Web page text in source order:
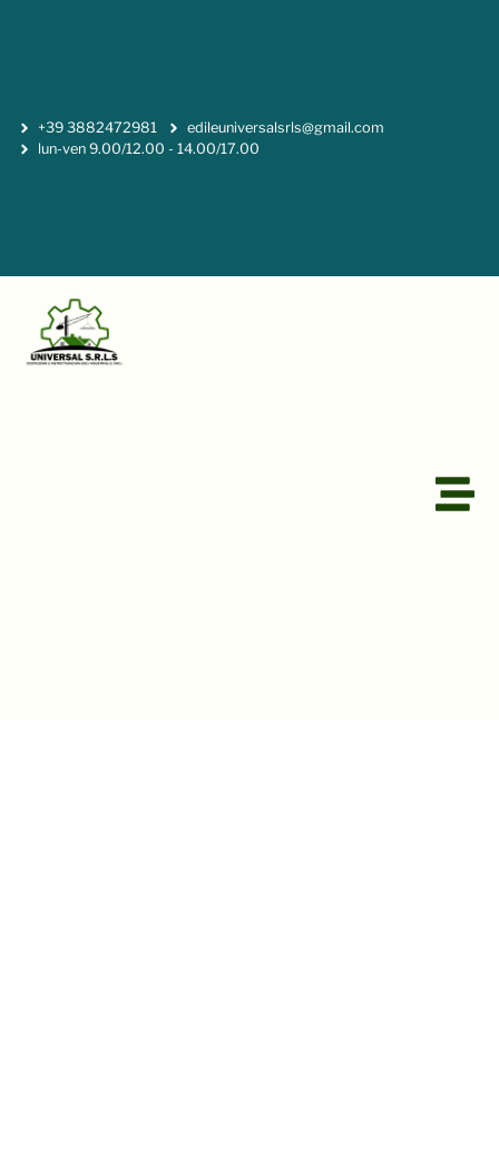
+39 3882472981
edileuniversalsrls@gmail.com
lun-ven 9.00/12.00 - 14.00/17.00